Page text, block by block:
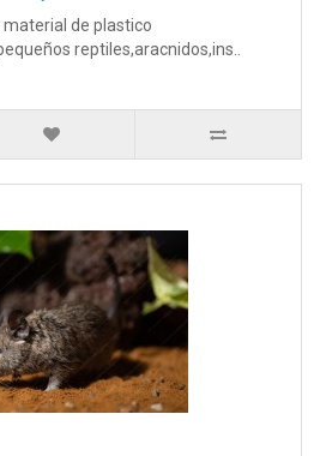
de plastico
reptiles,aracnidos,ins..